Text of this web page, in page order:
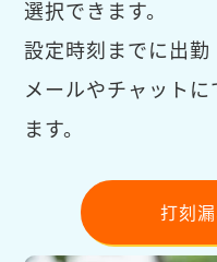
選択できます。
設定時刻までに出勤
メールやチャットに
ます。
打刻